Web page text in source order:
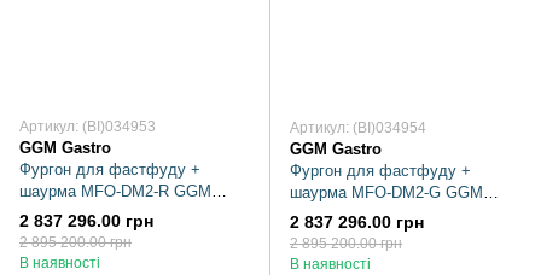
Артикул: (BI)034953
GGM Gastro
Фургон для фастфуду +
шаурма MFO-DM2-R GGM
GASTRO
2 837 296.00 грн
2 895 200.00 грн
В наявності
Артикул: (BI)034954
GGM Gastro
Фургон для фастфуду +
шаурма MFO-DM2-G GGM
GASTRO
2 837 296.00 грн
2 895 200.00 грн
В наявності